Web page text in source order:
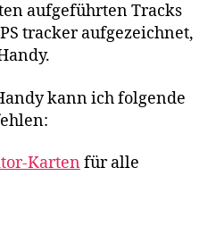
aufgeführten Tracks
tracker aufgezeichnet,
kann ich folgende
Karten für alle